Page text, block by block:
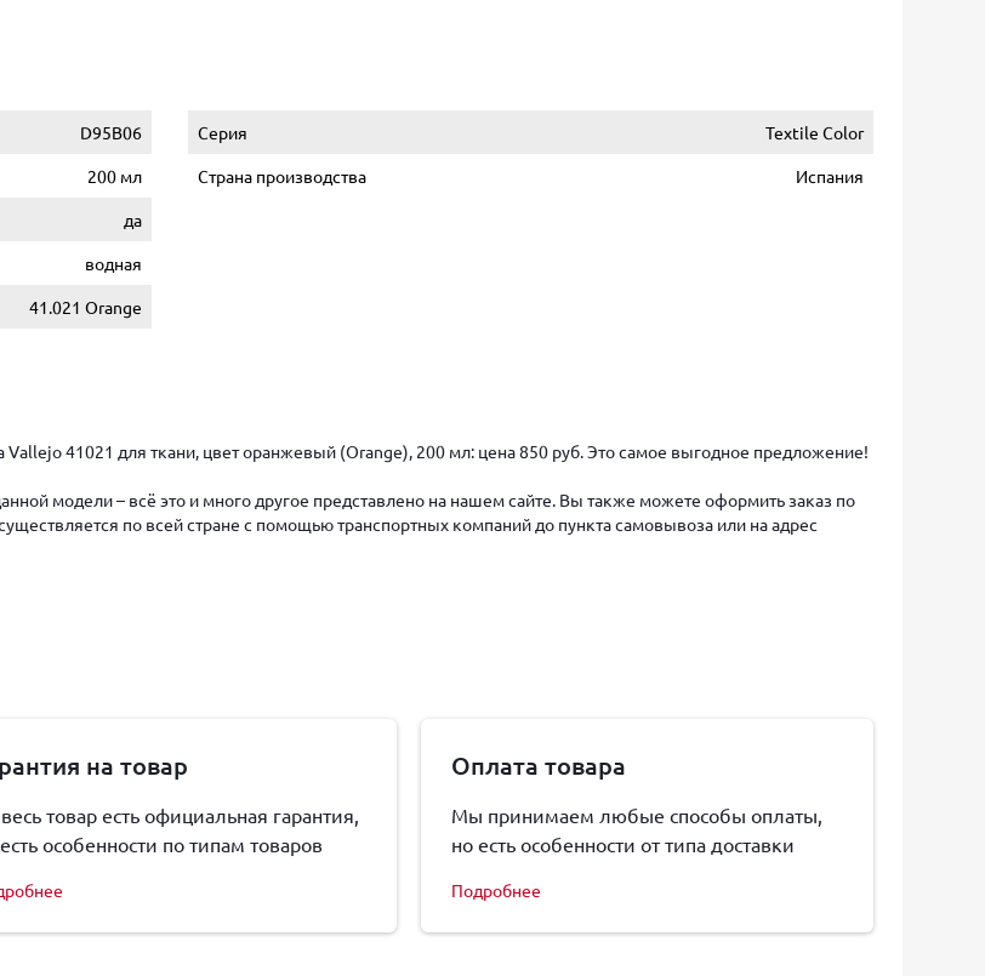
D95B06
200 мл
да
водная
41.021 Orange
Серия
Textile Color
Страна производства
Испания
41021 для ткани, цвет оранжевый (Orange), 200 мл: цена 850 руб. Это самое выгодное предложение!
модели – всё это и много другое представлено на нашем сайте. Вы также можете оформить заказ по
по всей стране с помощью транспортных компаний до пункта самовывоза или на адрес
на товар
товар есть официальная гарантия,
особенности по типам товаров
Оплата товара
Мы принимаем любые способы оплаты,
но есть особенности от типа доставки
Подробнее